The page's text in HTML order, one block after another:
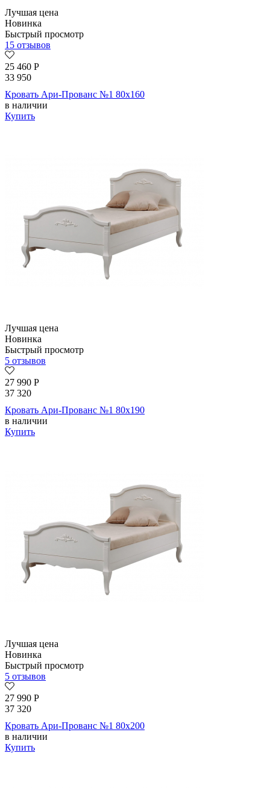
Лучшая цена
Новинка
Быстрый просмотр
15 отзывов
25 460 Р
33 950
Кровать Ари-Прованс №1 80х160
в наличии
Купить
Лучшая цена
Новинка
Быстрый просмотр
5 отзывов
27 990 Р
37 320
Кровать Ари-Прованс №1 80х190
в наличии
Купить
Лучшая цена
Новинка
Быстрый просмотр
5 отзывов
27 990 Р
37 320
Кровать Ари-Прованс №1 80х200
в наличии
Купить